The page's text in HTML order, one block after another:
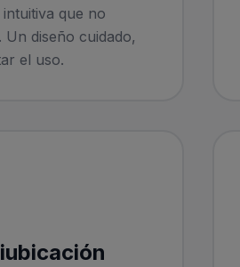
que no
diseño cuidado,
el uso.